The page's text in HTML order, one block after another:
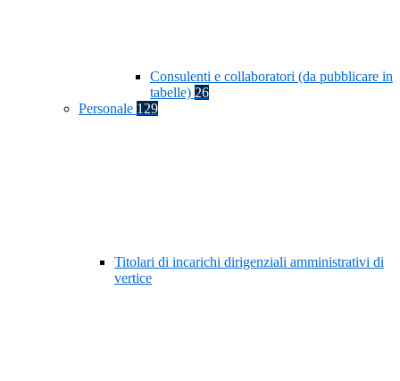
Consulenti e collaboratori (da pubblicare in
tabelle) 26
Personale 129
Titolari di incarichi dirigenziali amministrativi di
vertice